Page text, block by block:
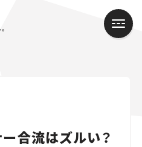
合流はズルい？